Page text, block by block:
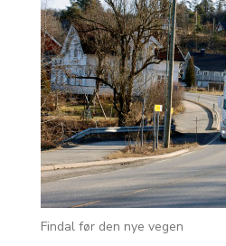
Findal før den nye vegen